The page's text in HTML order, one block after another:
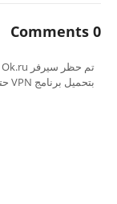
0 Comments
بتحميل برنامج VPN حتى تتمكن من مشاهدة الحلقات.